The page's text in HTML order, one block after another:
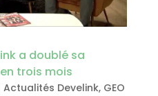
a doublé sa
trois mois
Actualités Develink, GEO